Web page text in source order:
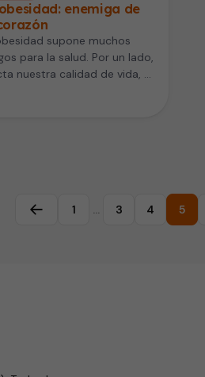
enemiga de
supone muchos
para la salud. Por un lado,
nuestra calidad de vida, y
Página anterior
1 … 3 4 5